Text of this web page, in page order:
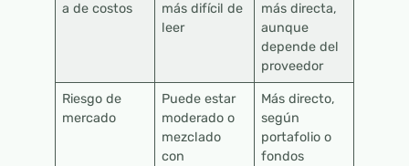
a de costos
más difícil de
leer
más directa,
aunque
depende del
proveedor
Riesgo de
mercado
Puede estar
moderado o
mezclado
con
Más directo,
según
portafolio o
fondos